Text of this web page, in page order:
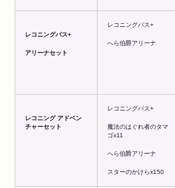
レコニングパス+
アリーナセット
レコニングパス+
へら伯爵アリーナ
レコニング アドベン
チャーセット
レコニングパス+
魔法のはぐれ者のタマ
ゴx11
へら伯爵アリーナ
スターのかけらx150